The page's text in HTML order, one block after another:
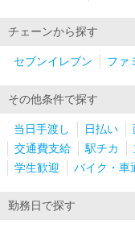
チェーンから探す
セブンイレブン ファ
その他条件で探す
当日手渡し 日払い
交通費支給
駅チカ
学生歓迎
バイク・車
勤務日で探す